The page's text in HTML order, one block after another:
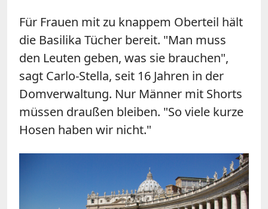
Für Frauen mit zu knappem Oberteil hält
die Basilika Tücher bereit. "Man muss
den Leuten geben, was sie brauchen",
sagt Carlo-Stella, seit 16 Jahren in der
Domverwaltung. Nur Männer mit Shorts
müssen draußen bleiben. "So viele kurze
Hosen haben wir nicht."